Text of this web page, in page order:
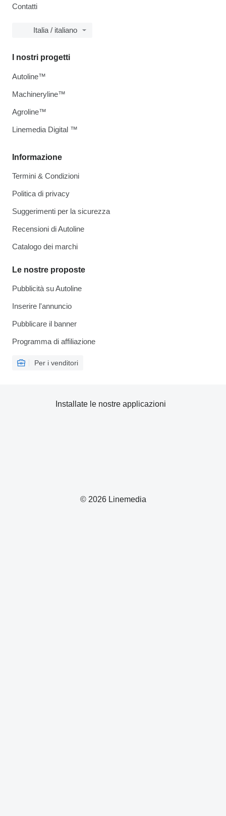
Contatti
Italia / italiano
Informazione
Termini & Condizioni
Politica di privacy
Suggerimenti per la sicurezza
Recensioni di Autoline
Catalogo dei marchi
Le nostre proposte
Pubblicità su Autoline
Inserire l'annuncio
Pubblicare il banner
Programma di affiliazione
Per i venditori
I nostri progetti
Autoline™
Machineryline™
Agroline™
Linemedia Digital ™
© 2026 Linemedia
Installate le nostre applicazioni